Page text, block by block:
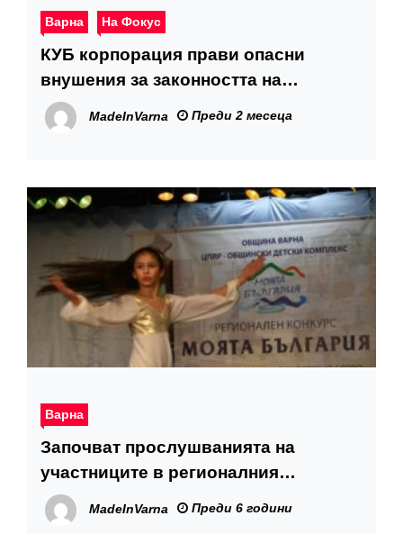
Варна На Фокус
КУБ корпорация прави опасни
внушения за законността на
строителните им дейности, Община
Варна призовава гражданите да са
MadeInVarna Преди 2 месеца
Варна
Започват прослушванията на
участниците в регионалния
ученически конкурс “Моята
България”
MadeInVarna Преди 6 години